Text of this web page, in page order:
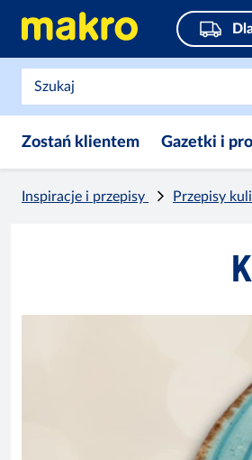
Zostań klientem Gazetki i
Inspiracje i przepisy Przepisy